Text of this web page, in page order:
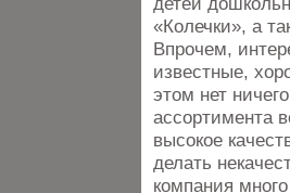
«Колечки», а
Впрочем,
известные,
этом нет
ассортимента
высокое
делать
компания